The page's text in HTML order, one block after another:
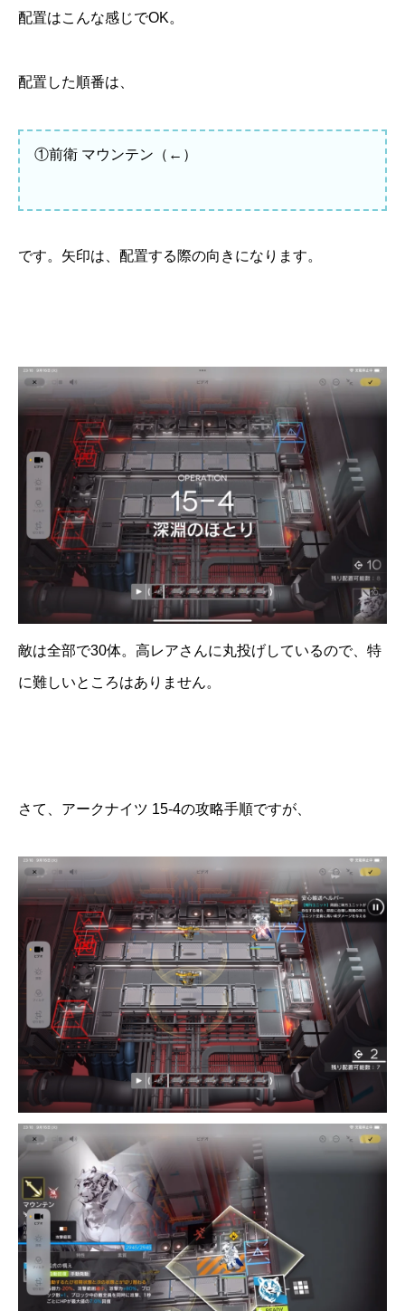
配置はこんな感じでOK。
配置した順番は、
①前衛 マウンテン（←）
です。矢印は、配置する際の向きになります。
敵は全部で30体。高レアさんに丸投げしているので、特
に難しいところはありません。
さて、アークナイツ 15-4の攻略手順ですが、